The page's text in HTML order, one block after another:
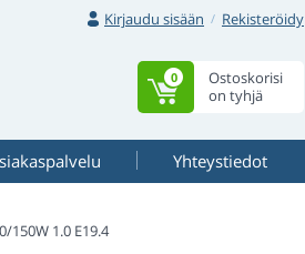
Kirjaudu sisään
Rekisteröidy
Ostoskorisi
on tyhjä
0
Yhteystiedot
150W 1.0 E19.4